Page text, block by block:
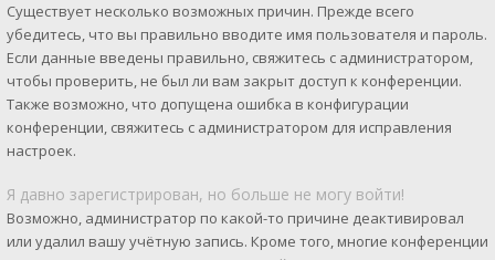
Существует несколько возможных причин. Прежде всего
убедитесь, что вы правильно вводите имя пользователя и пароль.
Если данные введены правильно, свяжитесь с администратором,
чтобы проверить, не был ли вам закрыт доступ к конференции.
Также возможно, что допущена ошибка в конфигурации
конференции, свяжитесь с администратором для исправления
настроек.
Я давно зарегистрирован, но больше не могу войти!
Возможно, администратор по какой-то причине деактивировал
или удалил вашу учётную запись. Кроме того, многие конференции